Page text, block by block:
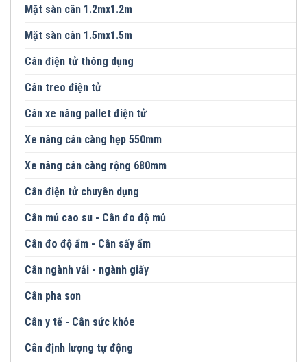
Mặt sàn cân 1.2mx1.2m
Mặt sàn cân 1.5mx1.5m
Cân điện tử thông dụng
Cân treo điện tử
Cân xe nâng pallet điện tử
Xe nâng cân càng hẹp 550mm
Xe nâng cân càng rộng 680mm
Cân điện tử chuyên dụng
Cân mủ cao su - Cân đo độ mủ
Cân đo độ ẩm - Cân sấy ẩm
Cân ngành vải - ngành giấy
Cân pha sơn
Cân y tế - Cân sức khỏe
Cân định lượng tự động